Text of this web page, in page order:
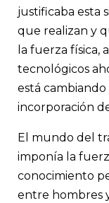
justificaba esta
que realizan y
la fuerza física,
tecnológicos
está cambiando
incorporación
El mundo del
imponía la
conocimiento
entre hombres